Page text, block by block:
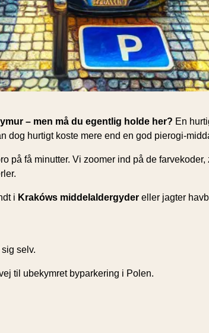
– men må du egentlig holde her? En
dog hurtigt koste mere end en god pierogi-
på få minutter. Vi zoomer ind på de
i Krakóws middelaldergyder eller jagter
selv.
til ubekymret byparkering i Polen.